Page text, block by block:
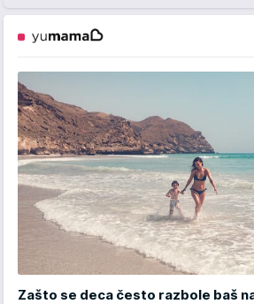
Zašto se deca često razbole baš